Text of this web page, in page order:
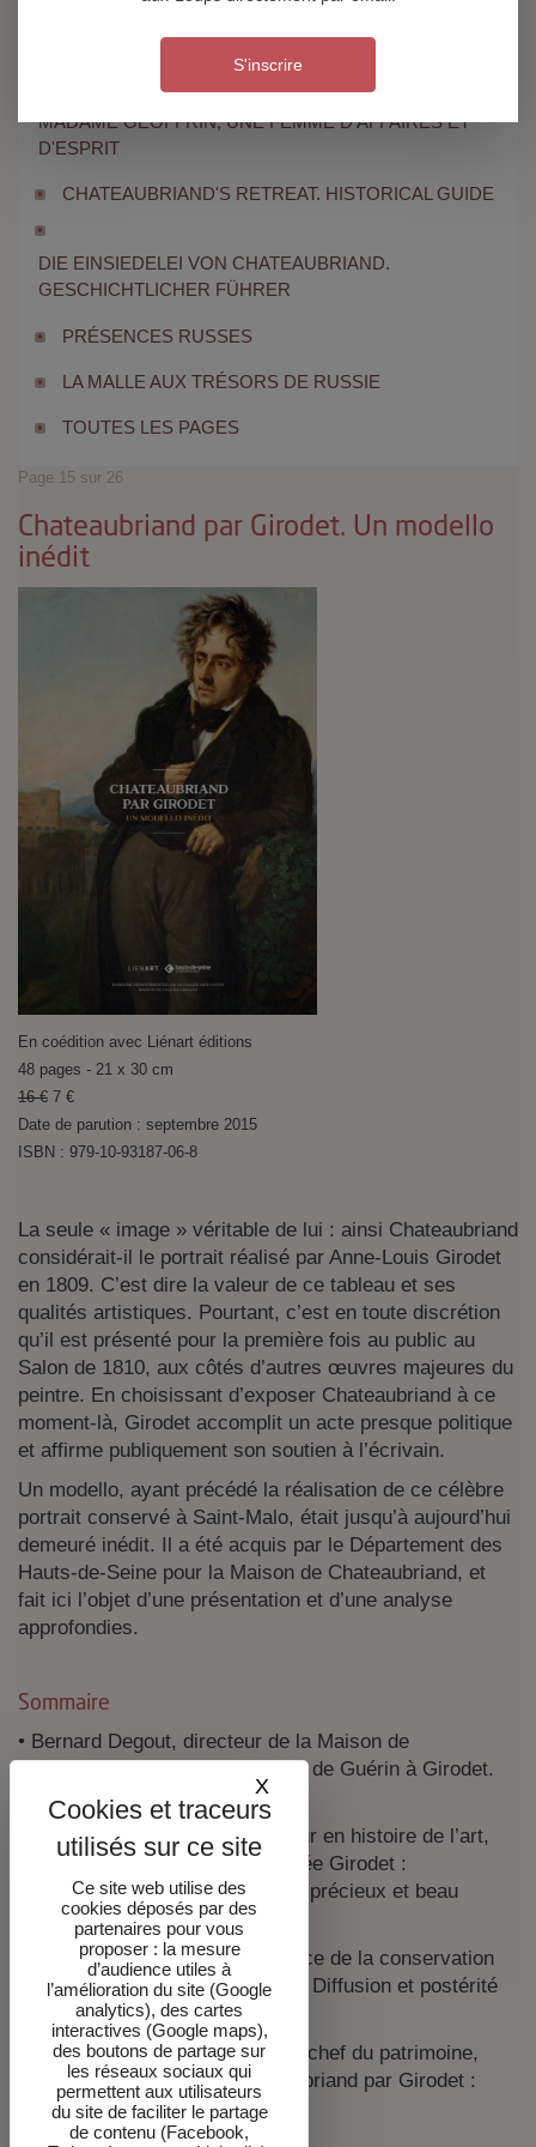
S'inscrire
MADAME GEOFFRIN, UNE FEMME D'AFFAIRES ET
D'ESPRIT
CHATEAUBRIAND'S RETREAT. HISTORICAL GUIDE
DIE EINSIEDELEI VON CHATEAUBRIAND.
GESCHICHTLICHER FÜHRER
PRÉSENCES RUSSES
LA MALLE AUX TRÉSORS DE RUSSIE
TOUTES LES PAGES
Page 15 sur 26
Chateaubriand par Girodet. Un modello
inédit
En coédition avec Liénart éditions
48 pages - 21 x 30 cm
16 € 7 €
Date de parution : septembre 2015
ISBN : 979-10-93187-06-8
La seule « image » véritable de lui : ainsi Chateaubriand
considérait-il le portrait réalisé par Anne-Louis Girodet
en 1809. C’est dire la valeur de ce tableau et ses
qualités artistiques. Pourtant, c’est en toute discrétion
qu’il est présenté pour la première fois au public au
Salon de 1810, aux côtés d’autres œuvres majeures du
peintre. En choisissant d’exposer Chateaubriand à ce
moment-là, Girodet accomplit un acte presque politique
et affirme publiquement son soutien à l’écrivain.
Un modello, ayant précédé la réalisation de ce célèbre
portrait conservé à Saint-Malo, était jusqu’à aujourd’hui
demeuré inédit. Il a été acquis par le Département des
Hauts-de-Seine pour la Maison de Chateaubriand, et
fait ici l’objet d’une présentation et d’une analyse
approfondies.
Sommaire
• Bernard Degout, directeur de la Maison de
Chateaubriand : Chateaubriand : de Guérin à Girodet.
Repères et questions
• Sidonie Lemeux-Fraitot, docteur en histoire de l’art,
chargée des collections du musée Girodet :
Chateaubriand par Girodet, « un précieux et beau
monument »
• Gisèle Caumont, chef du service de la conservation
de la Maison de Chateaubriand : Diffusion et postérité
d’un portrait
• Bruno Mottin, conservateur en chef du patrimoine,
C2RMF : Le portrait de Chateaubriand par Girodet :
étude de laboratoire
Ce site web utilise des
cookies déposés par des
partenaires pour vous
proposer : la mesure
d’audience utiles à
l’amélioration du site (Google
analytics), des cartes
interactives (Google maps),
des boutons de partage sur
les réseaux sociaux qui
permettent aux utilisateurs
du site de faciliter le partage
de contenu (Facebook,
X